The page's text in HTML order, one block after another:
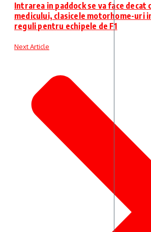
Intrarea in paddock se va face decat
medicului, clasicele motorhome-uri
reguli pentru echipele de F1
Next Article